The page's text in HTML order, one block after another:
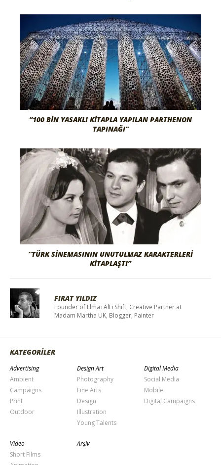
“100 BİN YASAKLI KİTAPLA YAPILAN PARTHENON
TAPINAĞI”
“TÜRK SİNEMASININ UNUTULMAZ KARAKTERLERİ
KİTAPLAŞTI”
FIRAT YILDIZ
Founder of Elma+Alt+Shift, Creative Partner at
Madam Martha UK, Blogger, Painter
KATEGORİLER
Advertising
Ambient
Campaigns
Print
Outdoor
Design Art
Photography
Fine Arts
Design
Illustration
Young Talents
Digital Media
Social Media
Mobile
Digital Campaigns
Video
Short Films
Arşiv